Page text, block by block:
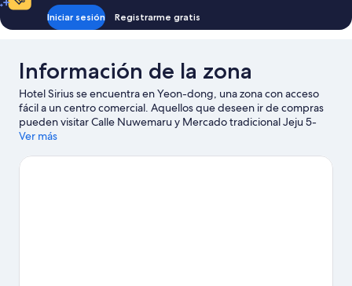
Iniciar sesión Registrarme gratis
Información de la zona
Hotel Sirius se encuentra en Yeon-dong, una zona con acceso
fácil a un centro comercial. Aquellos que deseen ir de compras
pueden visitar Calle Nuwemaru y Mercado tradicional Jeju 5-
Day Folk Market, mientras que quienes quieran apreciar la
de Dragón y Playa de Iho. También puedes darte una vuelta por
Ver más